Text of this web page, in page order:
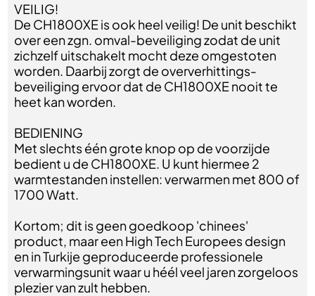
VEILIG!
De CH1800XE is ook heel veilig! De unit beschikt
over een zgn. omval-beveiliging zodat de unit
zichzelf uitschakelt mocht deze omgestoten
worden. Daarbij zorgt de oververhittings-
beveiliging ervoor dat de CH1800XE nooit te
heet kan worden.
BEDIENING
Met slechts één grote knop op de voorzijde
bedient u de CH1800XE. U kunt hiermee 2
warmtestanden instellen: verwarmen met 800 of
1700 Watt.
Kortom; dit is geen goedkoop 'chinees'
product, maar een High Tech Europees design
en in Turkije geproduceerde professionele
verwarmingsunit waar u héél veel jaren zorgeloos
plezier van zult hebben.